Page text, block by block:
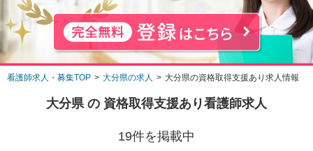
看護師求人・募集TOP 大分県の求人 大分県の資格取得支援あり求人情報
大分県の 資格取得支援あり看護師求人
19件を掲載中